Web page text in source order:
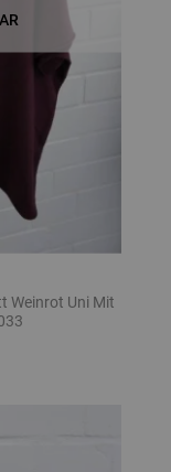
Weinrot Uni Mit